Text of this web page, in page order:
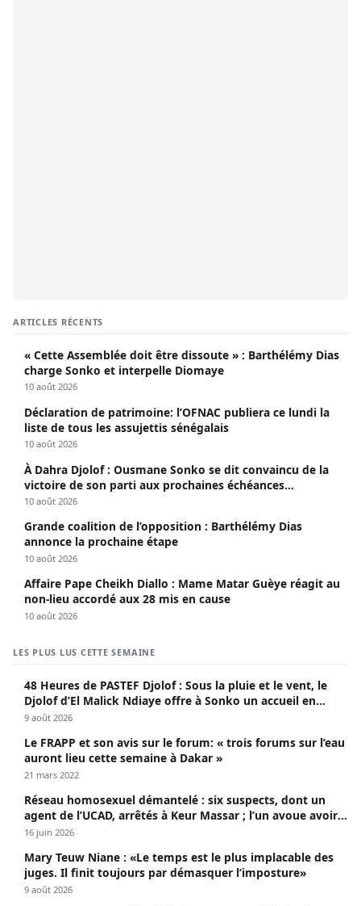
ARTICLES RÉCENTS
« Cette Assemblée doit être dissoute » : Barthélémy Dias
charge Sonko et interpelle Diomaye
10 août 2026
Déclaration de patrimoine: l’OFNAC publiera ce lundi la
liste de tous les assujettis sénégalais
10 août 2026
À Dahra Djolof : Ousmane Sonko se dit convaincu de la
victoire de son parti aux prochaines échéances
électorales.
10 août 2026
Grande coalition de l’opposition : Barthélémy Dias
annonce la prochaine étape
10 août 2026
Affaire Pape Cheikh Diallo : Mame Matar Guèye réagit au
non-lieu accordé aux 28 mis en cause
10 août 2026
LES PLUS LUS CETTE SEMAINE
48 Heures de PASTEF Djolof : Sous la pluie et le vent, le
Djolof d’El Malick Ndiaye offre à Sonko un accueil en
apothéose
9 août 2026
Le FRAPP et son avis sur le forum: « trois forums sur l’eau
auront lieu cette semaine à Dakar »
21 mars 2022
Réseau homosexuel démantelé : six suspects, dont un
agent de l’UCAD, arrêtés à Keur Massar ; l’un avoue avoir
propagé le VIH depuis 2018
16 juin 2026
Mary Teuw Niane : «Le temps est le plus implacable des
juges. Il finit toujours par démasquer l’imposture»
9 août 2026